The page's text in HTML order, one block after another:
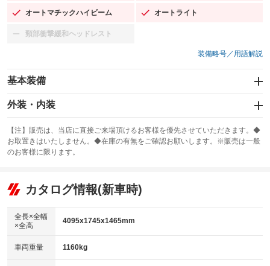
オートマチックハイビーム
：装備あり オートライト
：装備あり
頸部衝撃緩和ヘッドレスト
：装備なし
装備略号／用語解説
基本装備
エアバッグ：運転席/助手席/サイド
：装備あり
：装備なし
サンルーフ
：装備あり ABS
リフトアップ
：装備なし
：装備なし
パワーウィンドウ
アイドリングストップ
：装備あり
外装・内装
カーナビ：メモリーナビ他
：装備あり
TV：フルセグ
：装備あり
ビジュアル
：装備なし
：装備あり
革シート
キーレス
【注】販売は、当店に直接ご来場頂けるお客様を優先させていただきます。◆
お取置きはいたしません。◆在庫の有無をご確認お願いします。※販売は一般
のお客様に限ります。
カタログ情報(新車時)
全長×全幅
×全高
4095x1745x1465mm
車両重量 1160kg